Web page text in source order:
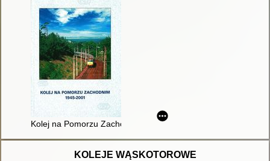
Kolej na Pomorzu Zachodnim 1945-2001
KOLEJE WĄSKOTOROWE